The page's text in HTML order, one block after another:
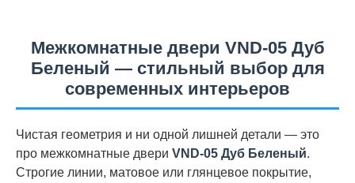
Межкомнатные двери VND-05 Дуб
Беленый — стильный выбор для
современных интерьеров
Чистая геометрия и ни одной лишней детали — это
про межкомнатные двери VND-05 Дуб Беленый.
Строгие линии, матовое или глянцевое покрытие,